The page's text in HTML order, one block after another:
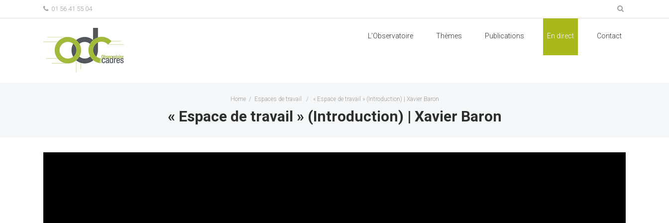
01 56 41 55 04
L’Observatoire Thèmes Publications En direct Contact
Home / Espaces de travail / « Espace de travail » (Introduction) | Xavier Baron
« Espace de travail » (Introduction) | Xavier Baron